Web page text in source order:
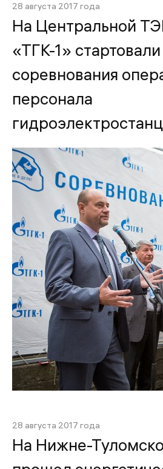
28 августа 2017 года
На Центральной
«ТГК-1» стартовали
соревнования
персонала
28 августа 2017 года
На Нижне-